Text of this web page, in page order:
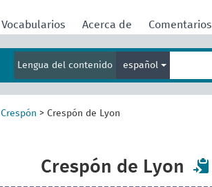
Vocabularios Acerca de Comentarios
Lengua del contenido español
term
Crespón > Crespón de Lyon
Crespón de Lyon